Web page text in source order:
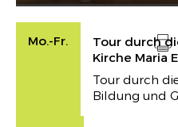
Mo.-Fr.
Tour durch
Kirche Maria
Tour durch
Bildung und